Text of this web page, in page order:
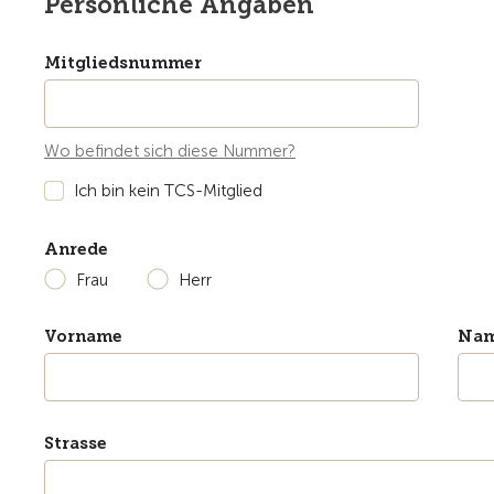
Mitgliedsnummer
Wo befindet sich diese Nummer?
Ich bin kein TCS-Mitglied
Anrede
Frau
Herr
Vorname
Strasse